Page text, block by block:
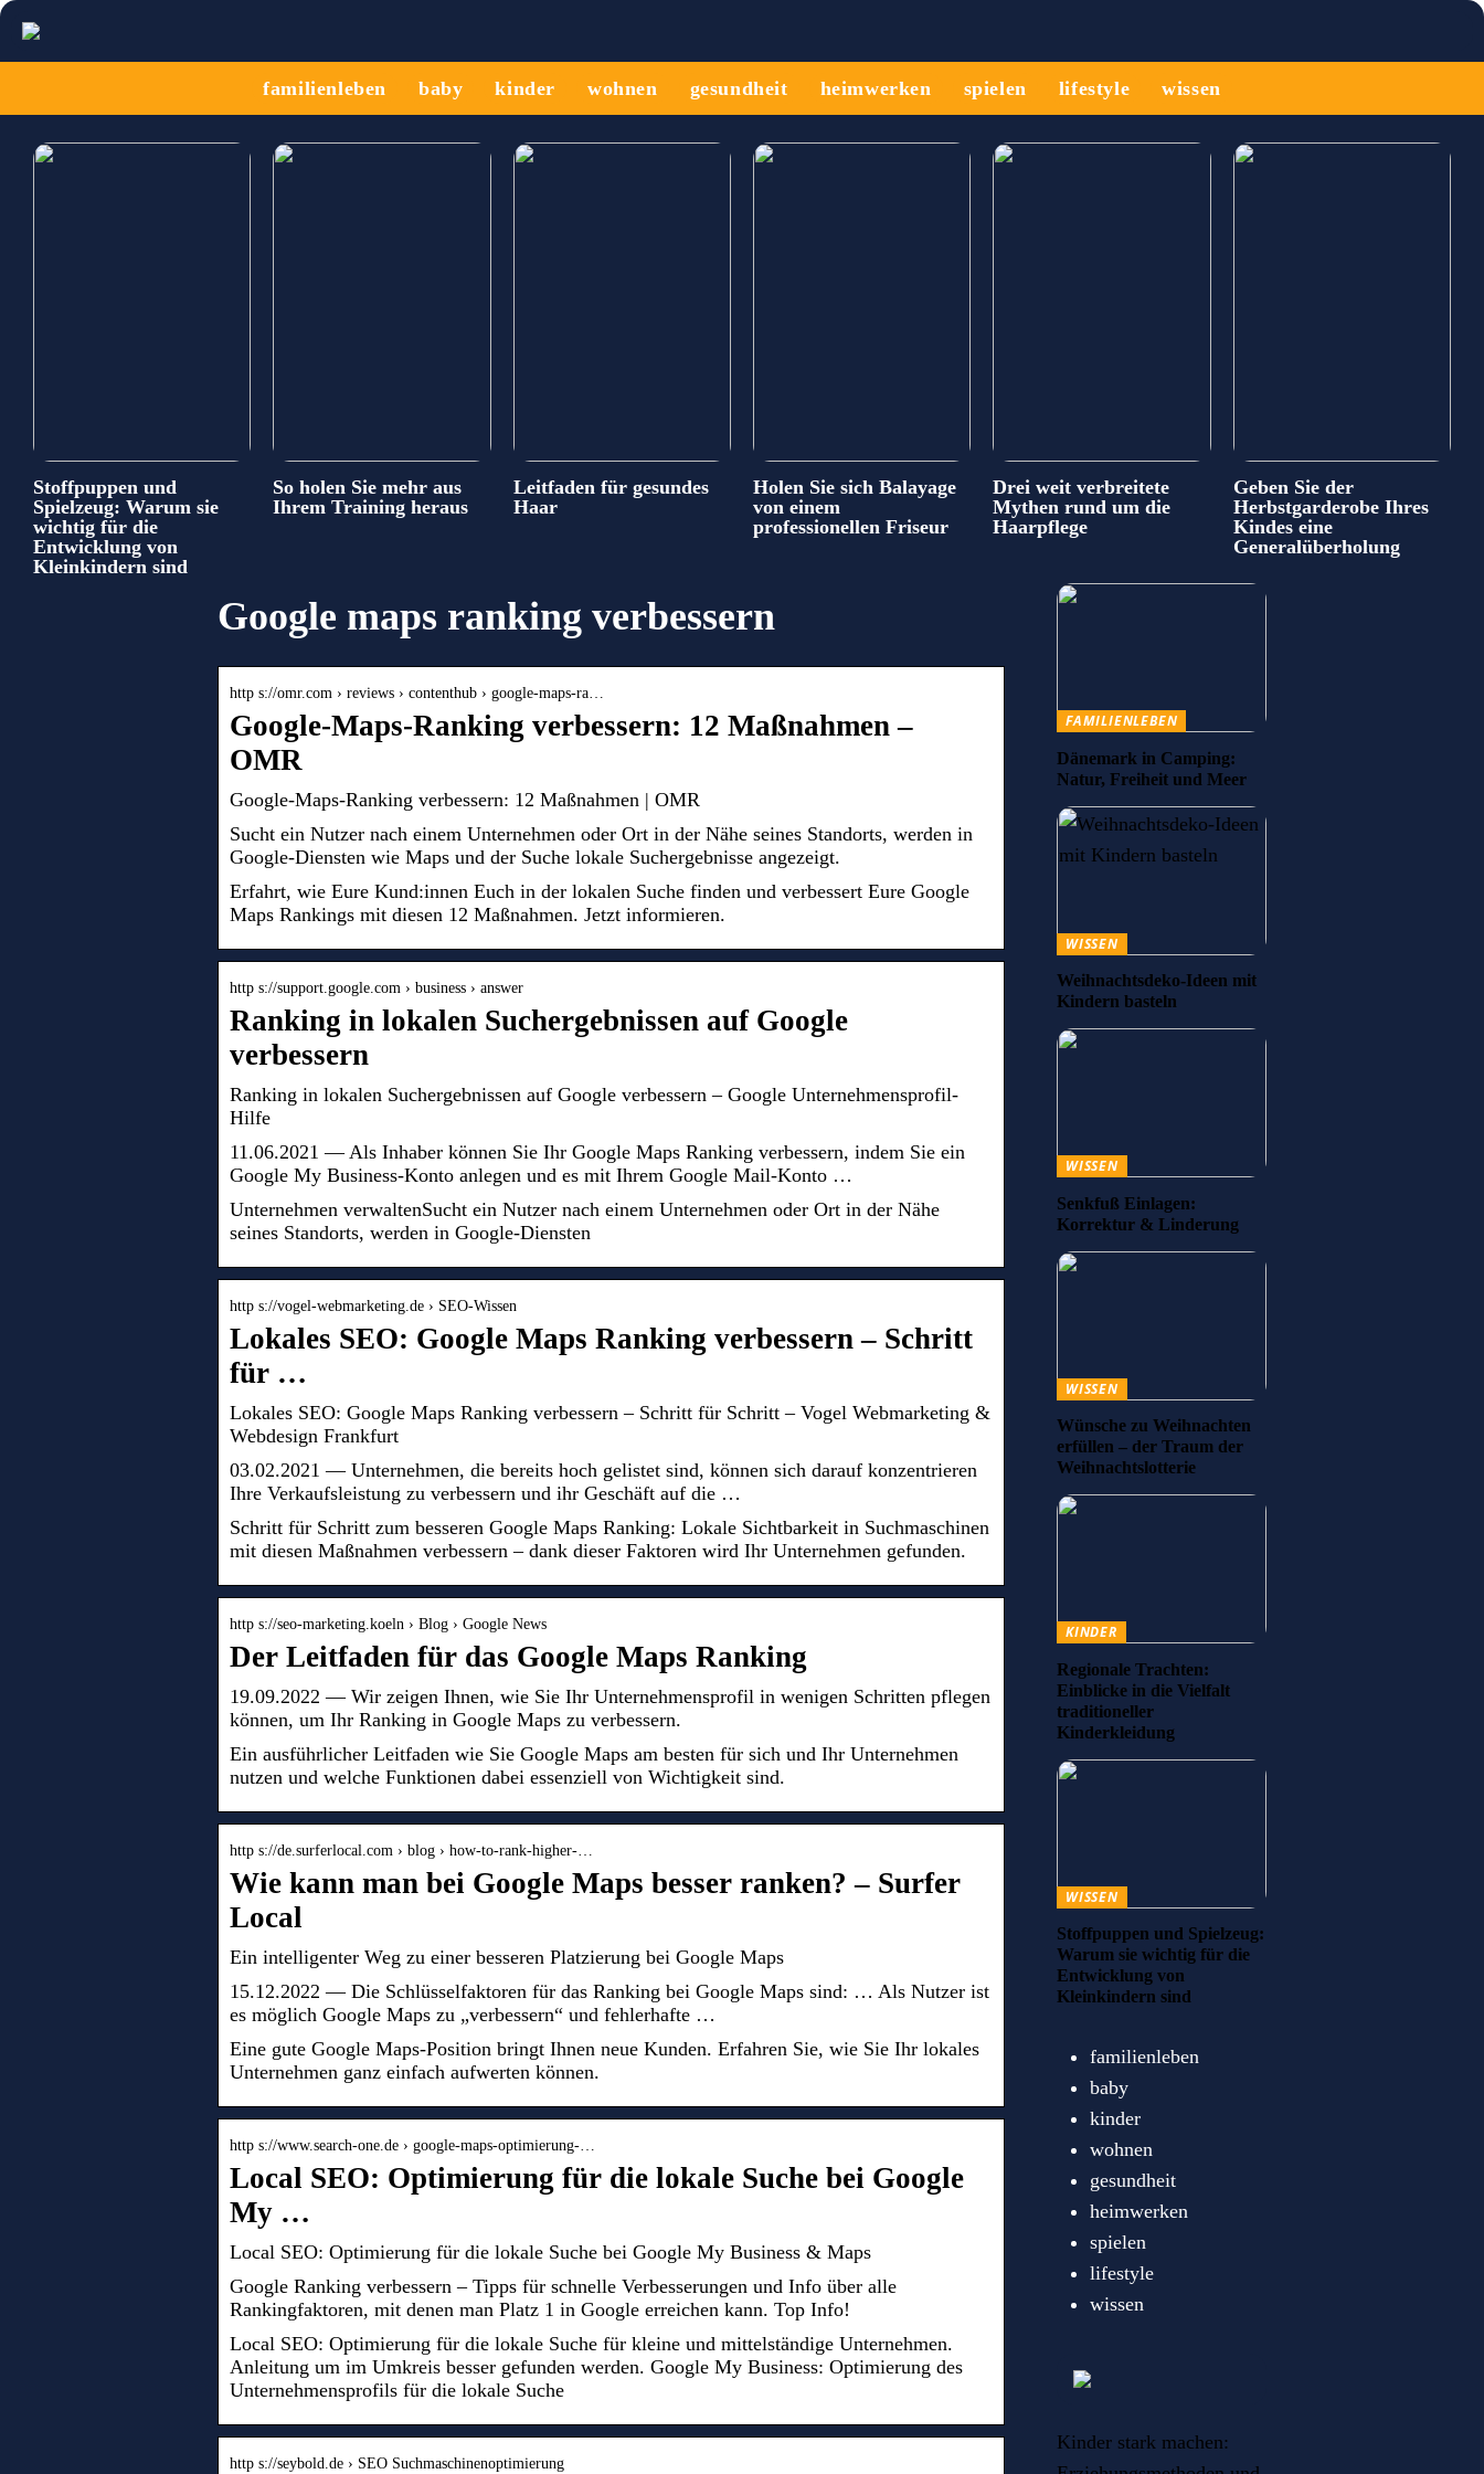
familienleben baby kinder wohnen gesundheit heimwerken spielen lifestyle wissen
Stoffpuppen und
Spielzeug: Warum sie
wichtig für die
Entwicklung von
Kleinkindern sind
So holen Sie mehr aus
Ihrem Training heraus
Leitfaden für gesundes
Haar
Holen Sie sich Balayage
von einem
professionellen Friseur
Drei weit verbreitete
Mythen rund um die
Haarpflege
Geben Sie der
Herbstgarderobe Ihres
Kindes eine
Generalüberholung
Google maps ranking verbessern
http s://omr.com › reviews › contenthub › google-maps-ra…
Google-Maps-Ranking verbessern: 12 Maßnahmen –
OMR
Google-Maps-Ranking verbessern: 12 Maßnahmen | OMR
Sucht ein Nutzer nach einem Unternehmen oder Ort in der Nähe seines Standorts, werden in
Google-Diensten wie Maps und der Suche lokale Suchergebnisse angezeigt.
Erfahrt, wie Eure Kund:innen Euch in der lokalen Suche finden und verbessert Eure Google
Maps Rankings mit diesen 12 Maßnahmen. Jetzt informieren.
http s://support.google.com › business › answer
Ranking in lokalen Suchergebnissen auf Google
verbessern
Ranking in lokalen Suchergebnissen auf Google verbessern – Google Unternehmensprofil-
Hilfe
11.06.2021 — Als Inhaber können Sie Ihr Google Maps Ranking verbessern, indem Sie ein
Google My Business-Konto anlegen und es mit Ihrem Google Mail-Konto …
Unternehmen verwaltenSucht ein Nutzer nach einem Unternehmen oder Ort in der Nähe
seines Standorts, werden in Google-Diensten
http s://vogel-webmarketing.de › SEO-Wissen
Lokales SEO: Google Maps Ranking verbessern – Schritt
für …
Lokales SEO: Google Maps Ranking verbessern – Schritt für Schritt – Vogel Webmarketing &
Webdesign Frankfurt
03.02.2021 — Unternehmen, die bereits hoch gelistet sind, können sich darauf konzentrieren
Ihre Verkaufsleistung zu verbessern und ihr Geschäft auf die …
Schritt für Schritt zum besseren Google Maps Ranking: Lokale Sichtbarkeit in Suchmaschinen
mit diesen Maßnahmen verbessern – dank dieser Faktoren wird Ihr Unternehmen gefunden.
http s://seo-marketing.koeln › Blog › Google News
Der Leitfaden für das Google Maps Ranking
19.09.2022 — Wir zeigen Ihnen, wie Sie Ihr Unternehmensprofil in wenigen Schritten pflegen
können, um Ihr Ranking in Google Maps zu verbessern.
Ein ausführlicher Leitfaden wie Sie Google Maps am besten für sich und Ihr Unternehmen
nutzen und welche Funktionen dabei essenziell von Wichtigkeit sind.
http s://de.surferlocal.com › blog › how-to-rank-higher-…
Wie kann man bei Google Maps besser ranken? – Surfer
Local
Ein intelligenter Weg zu einer besseren Platzierung bei Google Maps
15.12.2022 — Die Schlüsselfaktoren für das Ranking bei Google Maps sind: … Als Nutzer ist
es möglich Google Maps zu „verbessern“ und fehlerhafte …
Eine gute Google Maps-Position bringt Ihnen neue Kunden. Erfahren Sie, wie Sie Ihr lokales
Unternehmen ganz einfach aufwerten können.
http s://www.search-one.de › google-maps-optimierung-…
Local SEO: Optimierung für die lokale Suche bei Google
My …
Local SEO: Optimierung für die lokale Suche bei Google My Business & Maps
Google Ranking verbessern – Tipps für schnelle Verbesserungen und Info über alle
Rankingfaktoren, mit denen man Platz 1 in Google erreichen kann. Top Info!
Local SEO: Optimierung für die lokale Suche für kleine und mittelständige Unternehmen.
Anleitung um im Umkreis besser gefunden werden. Google My Business: Optimierung des
Unternehmensprofils für die lokale Suche
http s://seybold.de › SEO Suchmaschinenoptimierung
FAMILIENLEBEN
Dänemark in Camping:
Natur, Freiheit und Meer
WISSEN
Weihnachtsdeko-Ideen mit
Kindern basteln
WISSEN
Senkfuß Einlagen:
Korrektur & Linderung
WISSEN
Wünsche zu Weihnachten
erfüllen – der Traum der
Weihnachtslotterie
KINDER
Regionale Trachten:
Einblicke in die Vielfalt
traditioneller
Kinderkleidung
WISSEN
Stoffpuppen und Spielzeug:
Warum sie wichtig für die
Entwicklung von
Kleinkindern sind
familienleben
baby
kinder
wohnen
gesundheit
heimwerken
spielen
lifestyle
wissen
Kinder stark machen: